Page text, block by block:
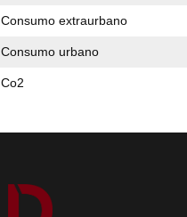
Consumo extraurbano
Consumo urbano
Co2